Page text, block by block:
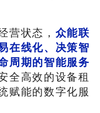
营状态， 众能联
在线化、决策智
周期的智能服务
全高效的设备租
赋能的数字化服